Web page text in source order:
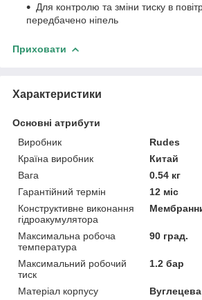
Для контролю та зміни тиску в
передбачено ніпель
Приховати
Характеристики
Основні атрибути
Виробник
Rudes
Країна виробник
Китай
Вага
0.54 кг
Гарантійний термін
12 міс
Конструктивне виконання
гідроакумулятора
Максимальна робоча
температура
90 град.
Максимальний робочий
тиск
1.2 бар
Матеріал корпусу